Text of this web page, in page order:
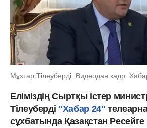
Мұхтар Тілеуберді. Видеодан кадр:
Еліміздің Сыртқы істер
Тілеуберді "Хабар 24"
сұхбатында Қазақстан